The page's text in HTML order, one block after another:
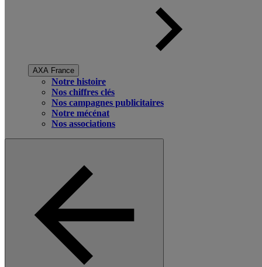
AXA France
Notre histoire
Nos chiffres clés
Nos campagnes publicitaires
Notre mécénat
Nos associations